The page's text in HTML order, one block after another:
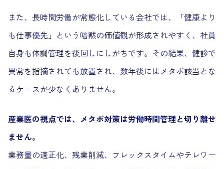
また、長時間労働が常態化している会社では、「健康より
も仕事優先」という暗黙の価値観が形成されやすく、社員
自身も体調管理を後回しにしがちです。その結果、健診で
異常を指摘されても放置され、数年後にはメタボ該当とな
るケースが少なくありません。
産業医の視点では、メタボ対策は労働時間管理と切り離せ
ません。
業務量の適正化、残業削減、フレックスタイムやテレワー